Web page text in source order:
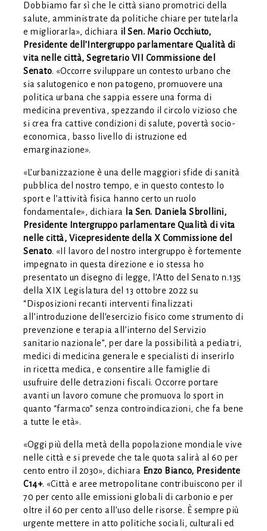
Dobbiamo far sì che le città siano promotrici della
salute, amministrate da politiche chiare per tutelarla
e migliorarla», dichiara il Sen. Mario Occhiuto,
Presidente dell’Intergruppo parlamentare Qualità di
vita nelle città, Segretario VII Commissione del
Senato. «Occorre sviluppare un contesto urbano che
sia salutogenico e non patogeno, promuovere una
politica urbana che sappia essere una forma di
medicina preventiva, spezzando il circolo vizioso che
si crea fra cattive condizioni di salute, povertà socio-
economica, basso livello di istruzione ed
emarginazione».
«L’urbanizzazione è una delle maggiori sfide di sanità
pubblica del nostro tempo, e in questo contesto lo
sport e l’attività fisica hanno certo un ruolo
fondamentale», dichiara
la Sen. Daniela Sbrollini,
Presidente Intergruppo parlamentare Qualità di vita
nelle città, Vicepresidente della X Commissione del
Senato. «Il lavoro del nostro intergruppo è fortemente
impegnato in questa direzione e io stessa ho
presentato un disegno di legge, l’Atto del Senato n.135
della XIX Legislatura del 13 ottobre 2022 su
“Disposizioni recanti interventi finalizzati
all’introduzione dell’esercizio fisico come strumento di
prevenzione e terapia all’interno del Servizio
sanitario nazionale”, per dare la possibilità a pediatri,
medici di medicina generale e specialisti di inserirlo
in ricetta medica, e consentire alle famiglie di
usufruire delle detrazioni fiscali. Occorre portare
avanti un lavoro comune che promuova lo sport in
quanto “farmaco” senza controindicazioni, che fa bene
a tutte le età».
«Oggi più della metà della popolazione mondiale vive
nelle città e si prevede che tale quota salirà al 60 per
cento entro il 2030», dichiara Enzo Bianco, Presidente
C14+. «Città e aree metropolitane contribuiscono per il
70 per cento alle emissioni globali di carbonio e per
oltre il 60 per cento all’uso delle risorse. È sempre più
urgente mettere in atto politiche sociali, culturali ed